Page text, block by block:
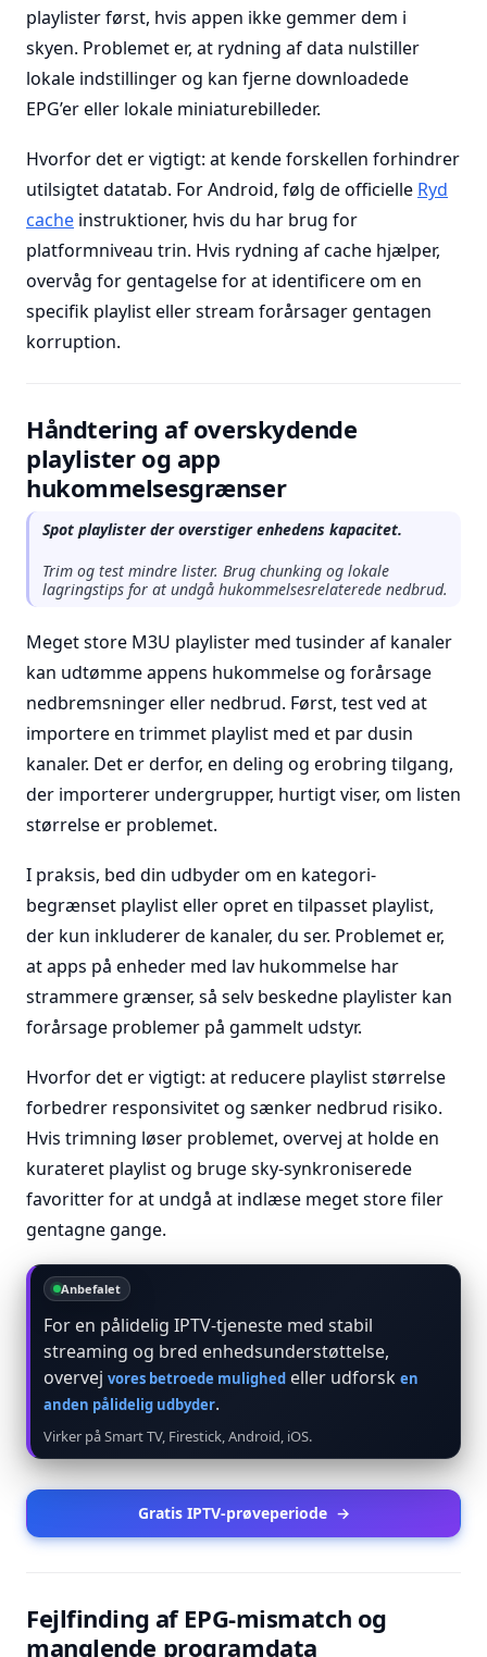
playlister først, hvis appen ikke gemmer dem i
skyen. Problemet er, at rydning af data nulstiller
lokale indstillinger og kan fjerne downloadede
EPG’er eller lokale miniaturebilleder.
Hvorfor det er vigtigt: at kende forskellen forhindrer
utilsigtet datatab. For Android, følg de officielle Ryd
cache instruktioner, hvis du har brug for
platformniveau trin. Hvis rydning af cache hjælper,
overvåg for gentagelse for at identificere om en
specifik playlist eller stream forårsager gentagen
korruption.
Håndtering af overskydende
playlister og app
hukommelsesgrænser
Spot playlister der overstiger enhedens kapacitet.
Trim og test mindre lister. Brug chunking og lokale
lagringstips for at undgå hukommelsesrelaterede nedbrud.
Meget store M3U playlister med tusinder af kanaler
kan udtømme appens hukommelse og forårsage
nedbremsninger eller nedbrud. Først, test ved at
importere en trimmet playlist med et par dusin
kanaler. Det er derfor, en deling og erobring tilgang,
der importerer undergrupper, hurtigt viser, om listen
størrelse er problemet.
I praksis, bed din udbyder om en kategori-
begrænset playlist eller opret en tilpasset playlist,
der kun inkluderer de kanaler, du ser. Problemet er,
at apps på enheder med lav hukommelse har
strammere grænser, så selv beskedne playlister kan
forårsage problemer på gammelt udstyr.
Hvorfor det er vigtigt: at reducere playlist størrelse
forbedrer responsivitet og sænker nedbrud risiko.
Hvis trimning løser problemet, overvej at holde en
kurateret playlist og bruge sky-synkroniserede
favoritter for at undgå at indlæse meget store filer
gentagne gange.
Anbefalet
For en pålidelig IPTV-tjeneste med stabil
streaming og bred enhedsunderstøttelse,
overvej vores betroede mulighed eller udforsk en
anden pålidelig udbyder.
Virker på Smart TV, Firestick, Android, iOS.
Gratis IPTV-prøveperiode →
Fejlfinding af EPG-mismatch og
manglende programdata